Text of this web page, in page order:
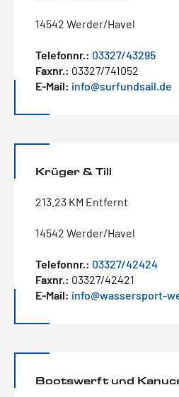
14542 Werder/Havel
Telefonnr.: 03327/43295
Faxnr.: 03327/741052
E-Mail: info@surfundsail.de
Krüger & Till
213.23 KM Entfernt
14542 Werder/Havel
Telefonnr.: 03327/42424
Faxnr.: 03327/42421
E-Mail: info@wassersport-
Bootswerft und